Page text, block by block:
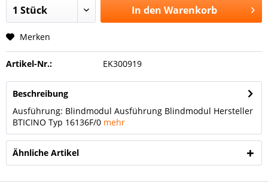
In den Warenkorb
Merken
Artikel-Nr.: EK300919
Beschreibung
Ausführung: Blindmodul Ausführung Blindmodul Hersteller
BTICINO Typ 16136F/0 mehr
Ähnliche Artikel